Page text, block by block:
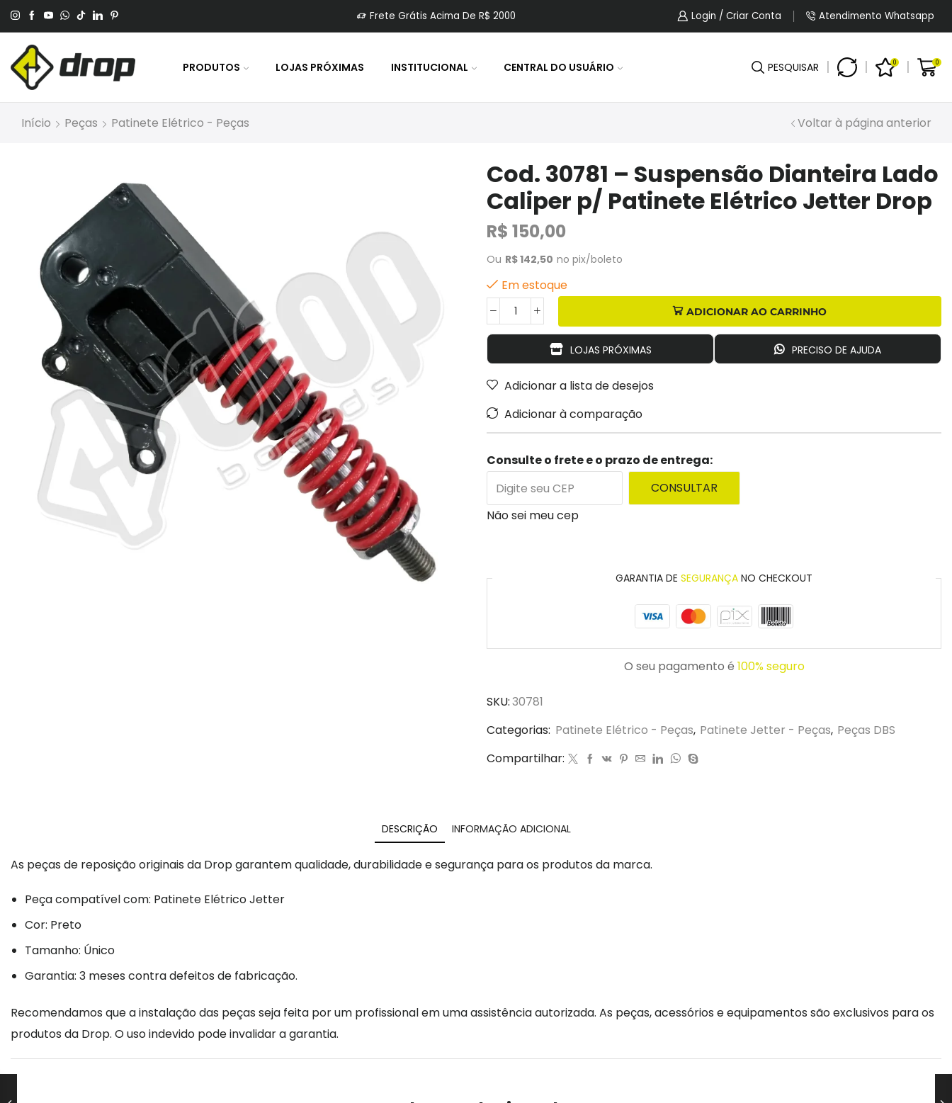
No Pagamento Por PIX Ou Boleto. Frete Grátis Acima De R$ 2000 5% OFF No Pagamento Por PIX Ou Boleto.
Login / Criar Conta Atendimento Whatsapp
PRODUTOS LOJAS PRÓXIMAS INSTITUCIONAL CENTRAL DO USUÁRIO PESQUISAR 0 0
Início Peças Patinete Elétrico - Peças Voltar à página anterior
Cod. 30781 – Suspensão Dianteira Lado
Caliper p/ Patinete Elétrico Jetter Drop
R$ 150,00
Ou R$142,50 no pix/boleto
Em estoque
ADICIONAR AO CARRINHO
LOJAS PRÓXIMAS PRECISO DE AJUDA
Adicionar a lista de desejos
Adicionar à comparação
Consulte o frete e o prazo de entrega:
CONSULTAR
Não sei meu cep
GARANTIA DE SEGURANÇA NO CHECKOUT
O seu pagamento é 100% seguro
SKU:30781
Categorias: Patinete Elétrico - Peças, Patinete Jetter - Peças, Peças DBS
Compartilhar:
DESCRIÇÃO INFORMAÇÃO ADICIONAL
As peças de reposição originais da Drop garantem qualidade, durabilidade e segurança para os produtos da marca.
Peça compatível com: Patinete Elétrico Jetter
Cor: Preto
Tamanho: Único
Garantia: 3 meses contra defeitos de fabricação.
Recomendamos que a instalação das peças seja feita por um profissional em uma assistência autorizada. As peças, acessórios e equipamentos são exclusivos para os
produtos da Drop. O uso indevido pode invalidar a garantia.